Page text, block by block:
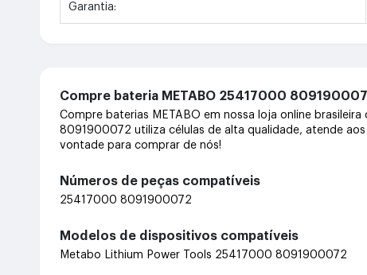
Garantia:
Compre bateria METABO 25417000
Compre baterias METABO em nossa loja online
8091900072 utiliza células de alta qualidade, atende
vontade para comprar de nós!
Números de peças compatíveis
25417000 8091900072
Modelos de dispositivos compatíveis
Metabo Lithium Power Tools 25417000 8091900072